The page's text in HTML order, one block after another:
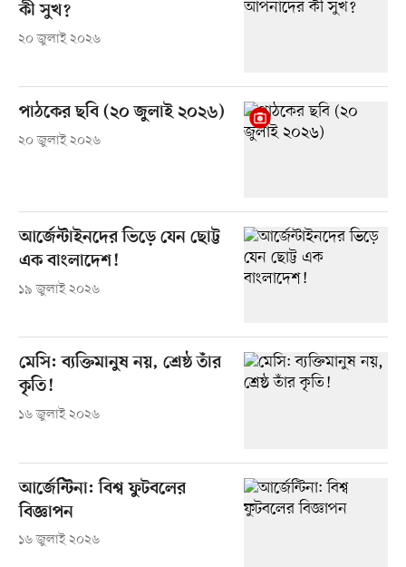
কী সুখ?
২০ জুলাই ২০২৬
পাঠকের ছবি (২০ জুলাই ২০২৬)
২০ জুলাই ২০২৬
আর্জেন্টাইনদের ভিড়ে যেন ছোট্ট
এক বাংলাদেশ!
১৯ জুলাই ২০২৬
মেসি: ব্যক্তিমানুষ নয়, শ্রেষ্ঠ তাঁর
কৃতি!
১৬ জুলাই ২০২৬
আর্জেন্টিনা: বিশ্ব ফুটবলের
বিজ্ঞাপন
১৬ জুলাই ২০২৬